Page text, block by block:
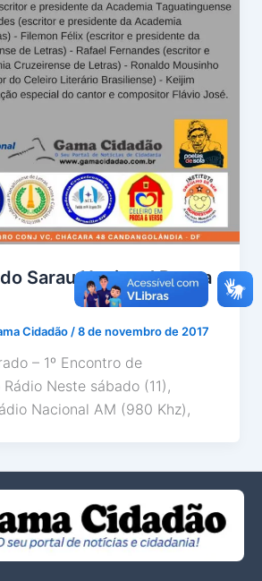
Sarau Nacional Banca
Cidadão /8 de novembro de 2017
– 1º Encontro de
Neste sábado (11),
Nacional AM (980 Khz),